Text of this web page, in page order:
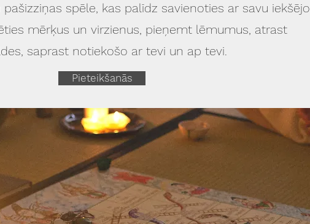
spēle, kas palīdz savienoties ar savu iekšējo
mērķus un virzienus, pieņemt lēmumus, atrast
saprast notiekošo ar tevi un ap tevi.
Pieteikšanās